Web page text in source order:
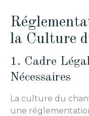
la Culture
1. Cadre
Nécessaires
La culture du
une